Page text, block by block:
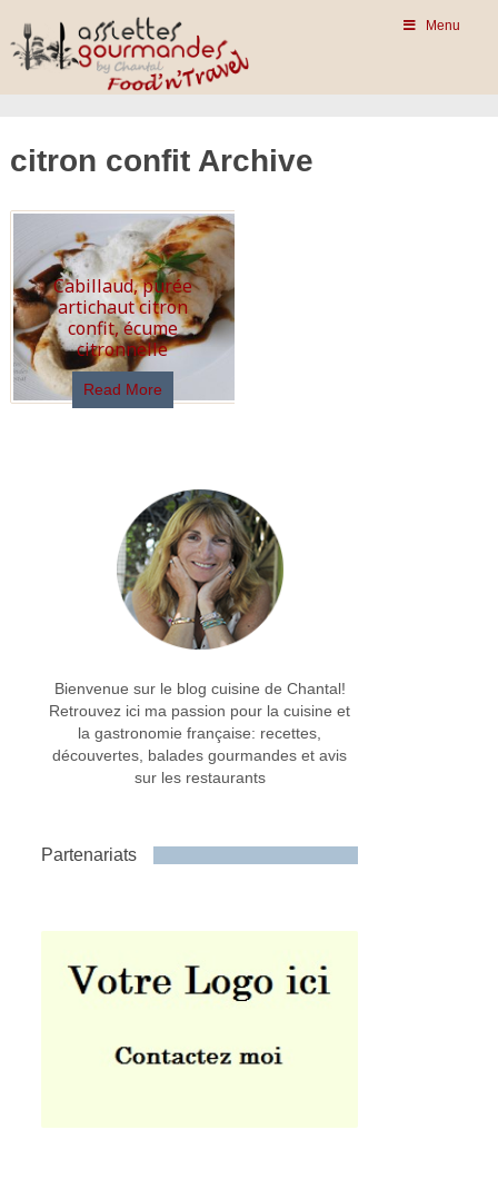
Menu
citron confit Archive
Cabillaud, purée
artichaut citron
confit, écume
citronnelle
Read More
Bienvenue sur le blog cuisine de Chantal!
Retrouvez ici ma passion pour la cuisine et
la gastronomie française: recettes,
découvertes, balades gourmandes et avis
sur les restaurants
Partenariats